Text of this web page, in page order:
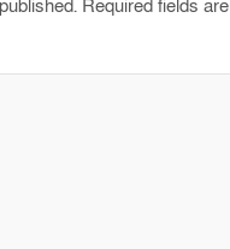
Required fields